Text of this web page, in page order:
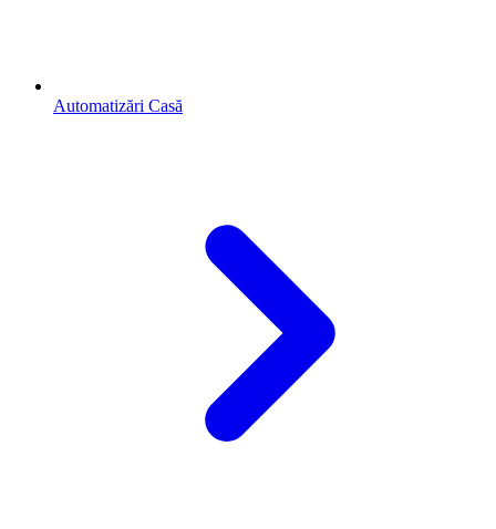
Automatizări Casă